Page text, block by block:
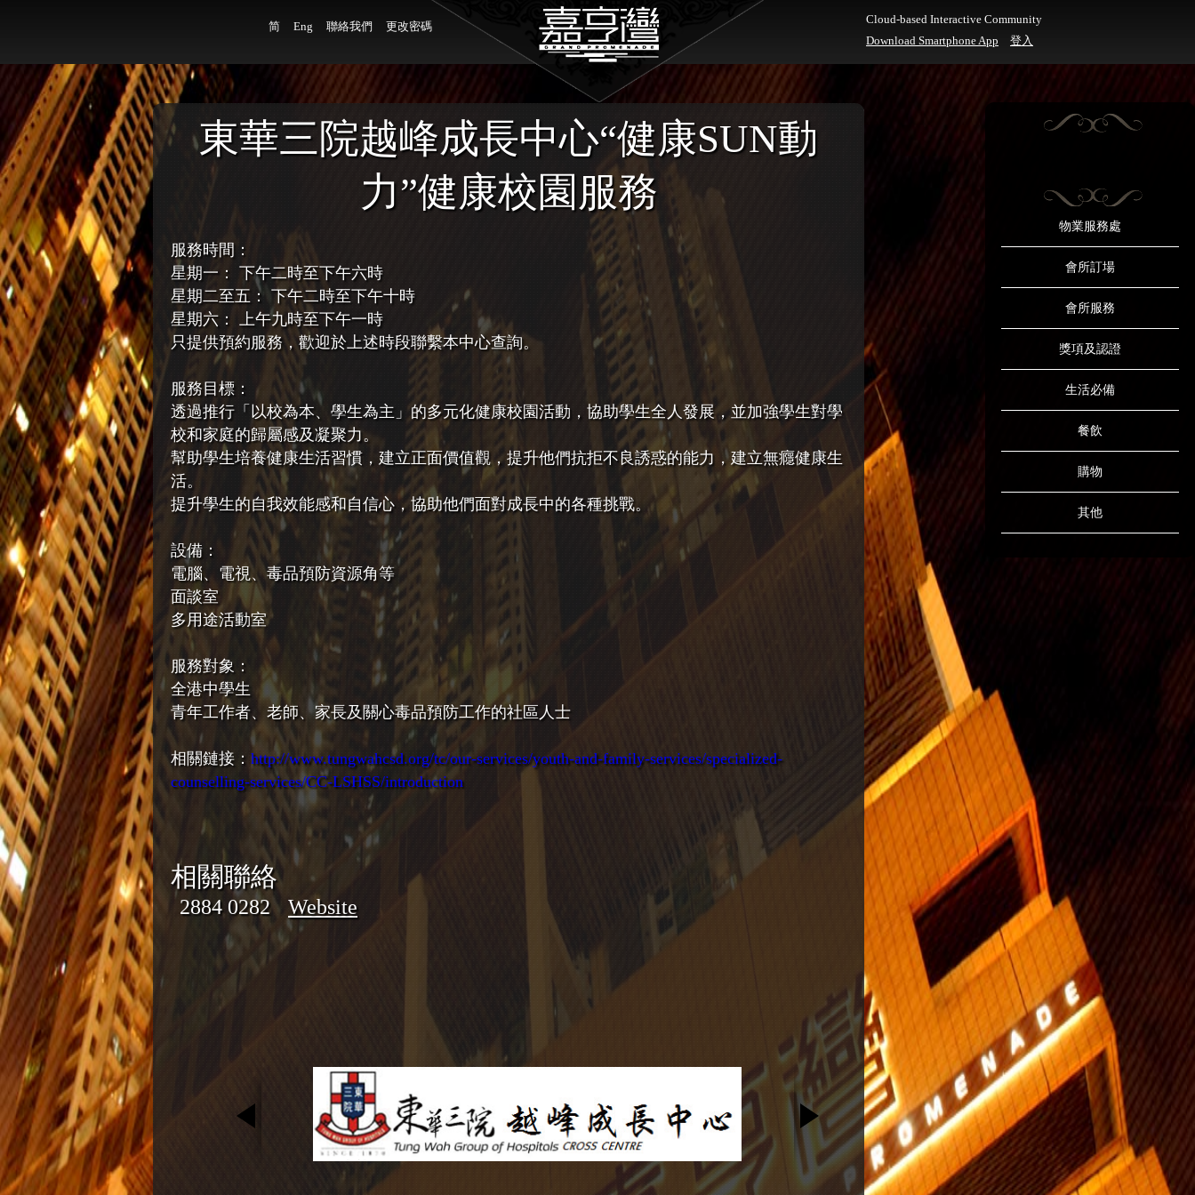
简 Eng 聯絡我們 更改密碼
Cloud-based Interactive Community
Download Smartphone App
登入
物業服務處
會所訂場
會所服務
獎項及認證
生活必備
餐飲
購物
其他
東華三院越峰成長中心“健康SUN動
力”健康校園服務
服務時間：
星期一： 下午二時至下午六時
星期二至五： 下午二時至下午十時
星期六： 上午九時至下午一時
只提供預約服務，歡迎於上述時段聯繫本中心查詢。
服務目標：
透過推行「以校為本、學生為主」的多元化健康校園活動，協助學生全人發展，並加強學生對學
校和家庭的歸屬感及凝聚力。
幫助學生培養健康生活習慣，建立正面價值觀，提升他們抗拒不良誘惑的能力，建立無癮健康生
活。
提升學生的自我效能感和自信心，協助他們面對成長中的各種挑戰。
設備：
電腦、電視、毒品預防資源角等
面談室
多用途活動室
服務對象：
全港中學生
青年工作者、老師、家長及關心毒品預防工作的社區人士
相關鏈接： http://www.tungwahcsd.org/tc/our-services/youth-and-family-services/specialized-
counselling-services/CC-LSHSS/introduction
相關聯絡
2884 0282 Website